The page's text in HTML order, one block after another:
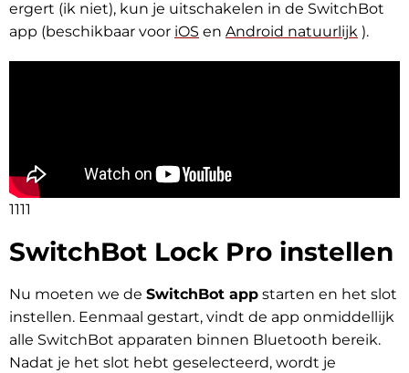
ergert (ik niet), kun je uitschakelen in de SwitchBot
app (beschikbaar voor iOS en Android natuurlijk ).
1111
SwitchBot Lock Pro instellen
Nu moeten we de SwitchBot app starten en het slot
instellen. Eenmaal gestart, vindt de app onmiddellijk
alle SwitchBot apparaten binnen Bluetooth bereik.
Nadat je het slot hebt geselecteerd, wordt je